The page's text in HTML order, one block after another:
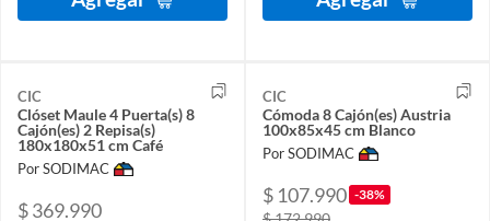
CIC
Clóset Maule 4 Puerta(s) 8
Cajón(es) 2 Repisa(s)
180x180x51 cm Café
Por SODIMAC
$ 369.990
CIC
Cómoda 8 Cajón(es) Austria
100x85x45 cm Blanco
Por SODIMAC
$ 107.990 -38%